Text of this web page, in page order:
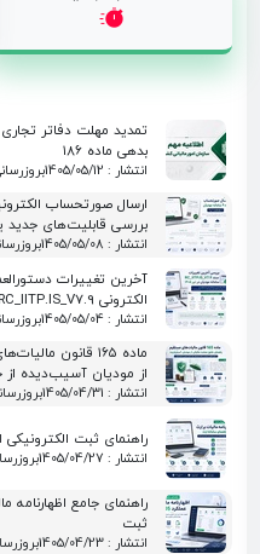
بدهی ماده ۱۸۶
انتشار : 1405/05/12 بروزرسانی :
بررسی قابلیت‌های جدید
انتشار : 1405/05/08 بروزرسانی :
آخرین تغییرات
الکترونی RC_IITP.IS_V7.9 سامانه مودیان | بررسی کام…
انتشار : 1405/05/04 بروزرسانی :
ماده ۱۶۵ قانون
از مودیان آسیب‌دیده
انتشار : 1405/04/31 بروزرسانی :
راهنمای ثبت الکترونیکی
انتشار : 1405/04/27 بروزرسانی :
ثبت
انتشار : 1405/04/23 بروزرسانی :